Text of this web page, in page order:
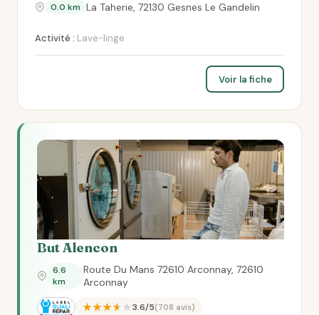
0.0 km La Taherie, 72130 Gesnes Le Gandelin
Activité : Lave-linge
Voir la fiche
But Alencon
6.6
km
Route Du Mans 72610 Arconnay, 72610
Arconnay
★★★★★3.6/5(708 avis)